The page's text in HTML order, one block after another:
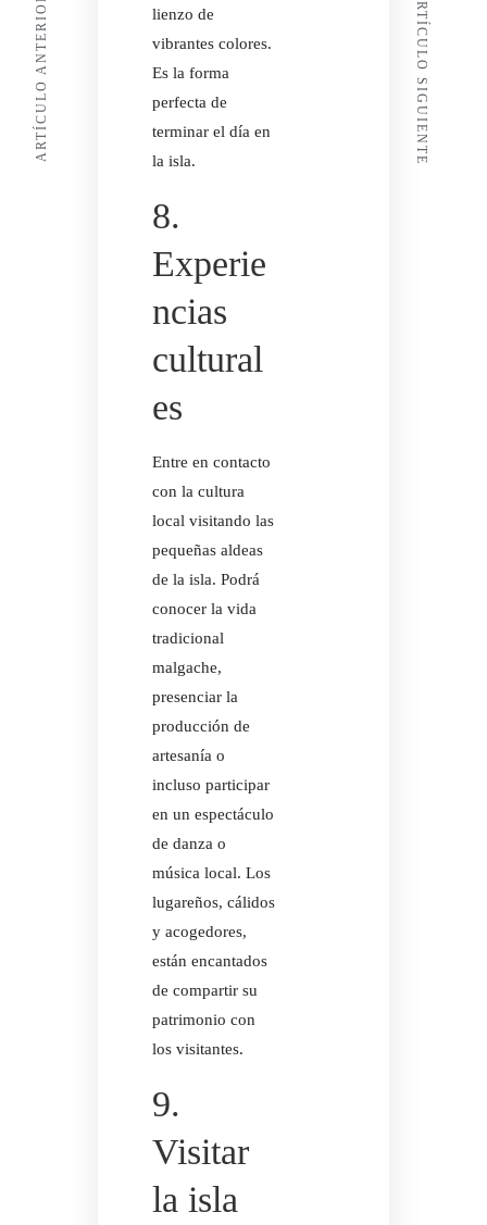
lienzo de
vibrantes colores.
Es la forma
perfecta de
terminar el día en
la isla.
8.
Experie
ncias
cultural
es
Entre en contacto
con la cultura
local visitando las
pequeñas aldeas
de la isla. Podrá
conocer la vida
tradicional
malgache,
presenciar la
producción de
artesanía o
incluso participar
en un espectáculo
de danza o
música local. Los
lugareños, cálidos
y acogedores,
están encantados
de compartir su
patrimonio con
los visitantes.
9.
Visitar
la isla
ARTÍCULO ANTERIOR ARTÍCULO SIGUIENTE